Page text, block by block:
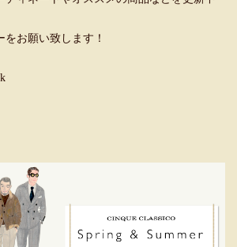
お願い致します！